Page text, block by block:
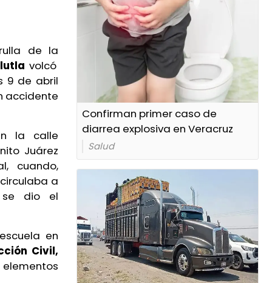
de la
volcó
9 de abril
accidente
la calle
Juárez
cuando,
a
se dio el
en
Civil,
Confirman primer caso de
diarrea explosiva en Veracruz
Salud